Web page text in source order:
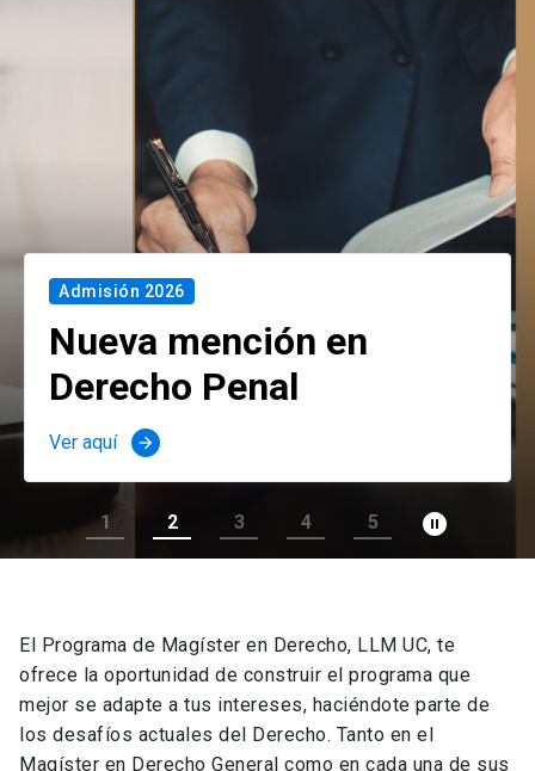
Admisión 2026
Nueva mención en
Derecho Penal
Ver aquí arrow_forward
1 2 3 4 5 pause_circle_filled
El Programa de Magíster en Derecho, LLM UC, te
ofrece la oportunidad de construir el programa que
mejor se adapte a tus intereses, haciéndote parte de
los desafíos actuales del Derecho. Tanto en el
Magíster en Derecho General como en cada una de sus